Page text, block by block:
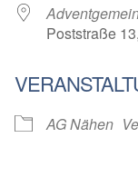
Poststraße
AG Nähen